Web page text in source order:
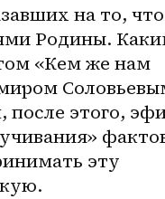
на то, что
Родины.
«Кем же нам
после этого,
эту